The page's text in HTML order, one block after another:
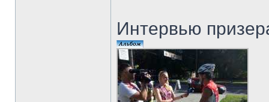
Интервью